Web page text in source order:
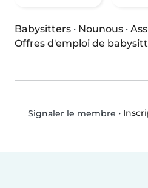
Babysitters · Nounous ·
Offres d'emploi de
Signaler le membre •